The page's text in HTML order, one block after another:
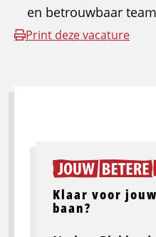
en betrouwbaar team
Print deze vacature
Klaar voor
baan?